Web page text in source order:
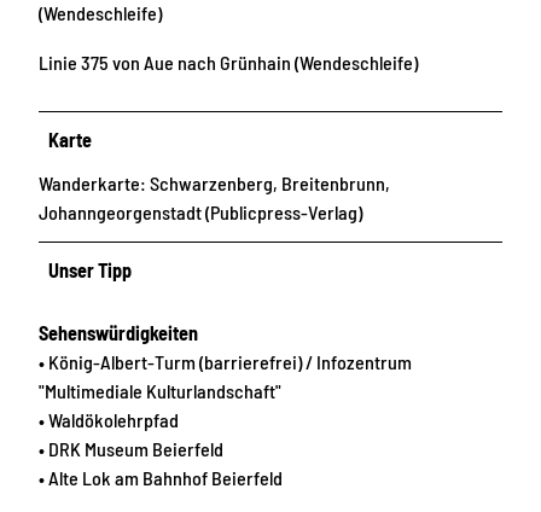
(Wendeschleife)
Linie 375 von Aue nach Grünhain (Wendeschleife)
Karte
Wanderkarte: Schwarzenberg, Breitenbrunn,
Johanngeorgenstadt (Publicpress-Verlag)
Unser Tipp
Sehenswürdigkeiten
• König-Albert-Turm (barrierefrei) / Infozentrum
"Multimediale Kulturlandschaft"
• Waldökolehrpfad
• DRK Museum Beierfeld
• Alte Lok am Bahnhof Beierfeld